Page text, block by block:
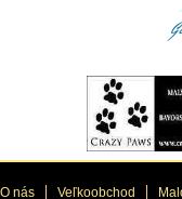
O nás Veľkoobchod